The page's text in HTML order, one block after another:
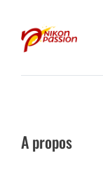
A propos